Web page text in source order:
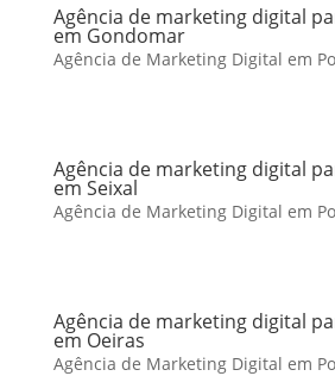
Agência de marketing digital
em Gondomar
Agência de Marketing Digital em
Agência de marketing digital
em Seixal
Agência de Marketing Digital em
Agência de marketing digital
em Oeiras
Agência de Marketing Digital em